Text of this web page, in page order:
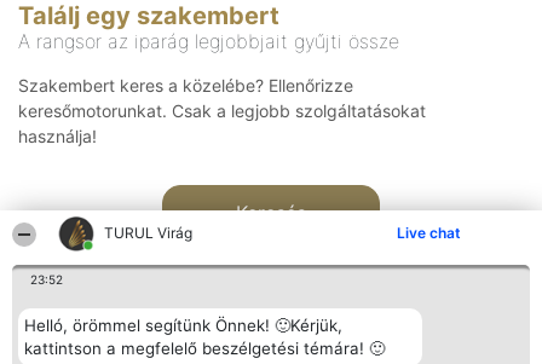
TURUL Virág Live chat
23:52
Helló, örömmel segítünk Önnek! 🙂Kérjük,
kattintson a megfelelő beszélgetési témára! 🙂
Találj egy szakembert
A rangsor az iparág legjobbjait gyűjti össze
Szakembert keres a közelébe? Ellenőrizze
keresőmotorunkat. Csak a legjobb szolgáltatásokat
használja!
Keresés